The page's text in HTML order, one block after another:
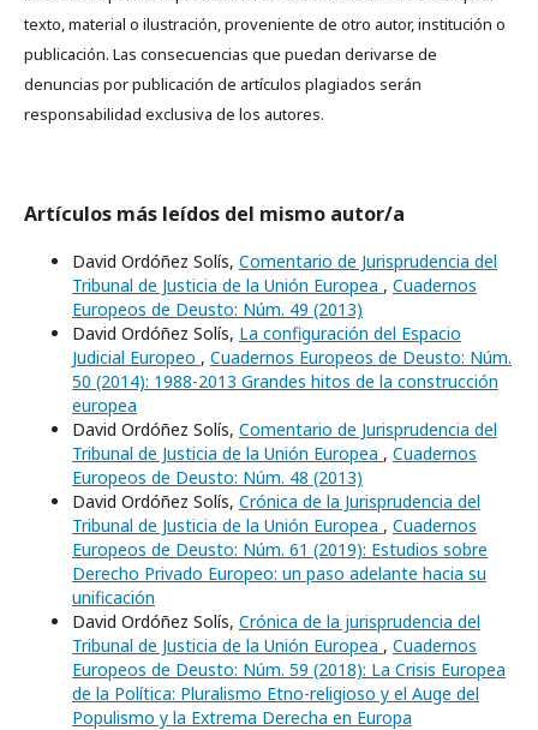
texto, material o ilustración, proveniente de otro autor, institución o
publicación. Las consecuencias que puedan derivarse de
denuncias por publicación de artículos plagiados serán
responsabilidad exclusiva de los autores.
Artículos más leídos del mismo autor/a
David Ordóñez Solís, Comentario de Jurisprudencia del
Tribunal de Justicia de la Unión Europea , Cuadernos
Europeos de Deusto: Núm. 49 (2013)
David Ordóñez Solís, La configuración del Espacio
Judicial Europeo , Cuadernos Europeos de Deusto: Núm.
50 (2014): 1988-2013 Grandes hitos de la construcción
europea
David Ordóñez Solís, Comentario de Jurisprudencia del
Tribunal de Justicia de la Unión Europea , Cuadernos
Europeos de Deusto: Núm. 48 (2013)
David Ordóñez Solís, Crónica de la Jurisprudencia del
Tribunal de Justicia de la Unión Europea , Cuadernos
Europeos de Deusto: Núm. 61 (2019): Estudios sobre
Derecho Privado Europeo: un paso adelante hacia su
unificación
David Ordóñez Solís, Crónica de la jurisprudencia del
Tribunal de Justicia de la Unión Europea , Cuadernos
Europeos de Deusto: Núm. 59 (2018): La Crisis Europea
de la Política: Pluralismo Etno-religioso y el Auge del
Populismo y la Extrema Derecha en Europa